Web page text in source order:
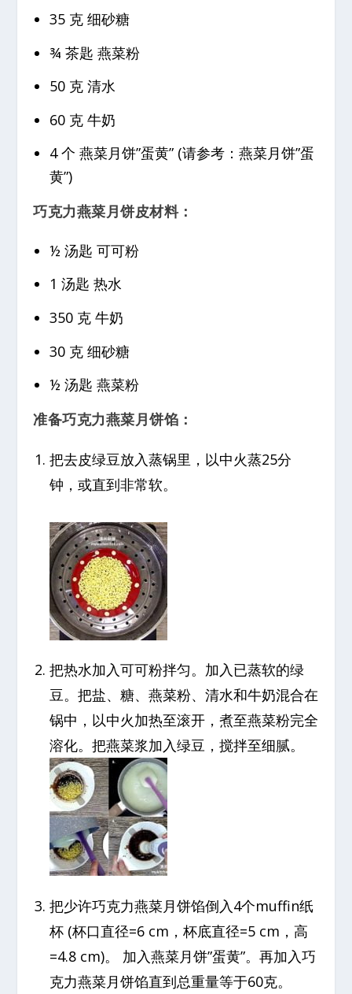
35 克 细砂糖
¾ 茶匙 燕菜粉
50 克 清水
60 克 牛奶
4 个 燕菜月饼”蛋黄” (请参考：燕菜月饼”蛋
黄”)
巧克力燕菜月饼皮材料：
½ 汤匙 可可粉
1 汤匙 热水
350 克 牛奶
30 克 细砂糖
½ 汤匙 燕菜粉
准备巧克力燕菜月饼馅：
把去皮绿豆放入蒸锅里，以中火蒸25分
钟，或直到非常软。
把热水加入可可粉拌匀。加入已蒸软的绿
豆。把盐、糖、燕菜粉、清水和牛奶混合在
锅中，以中火加热至滚开，煮至燕菜粉完全
溶化。把燕菜浆加入绿豆，搅拌至细腻。
把少许巧克力燕菜月饼馅倒入4个muffin纸
杯 (杯口直径=6 cm，杯底直径=5 cm，高
=4.8 cm)。 加入燕菜月饼”蛋黄”。再加入巧
克力燕菜月饼馅直到总重量等于60克。